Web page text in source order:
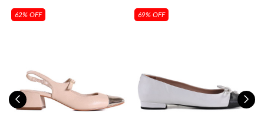
62% OFF 69% OFF